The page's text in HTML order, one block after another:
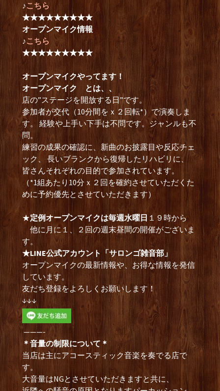
♪こちら
★★★★★★★★★
オープンマイク情報
♪こちら
★★★★★★★★★
オープンマイクやってます！
オープンマイク とは、、
店の”ステージを開放する日”です。
参加者が交代（10分間をｘ２回転*）で演奏しま
す。 経験や上手い下手は不問です。ジャンルも不
問。
練習の成果の確認に、新曲のお披露目や反応チェ
ック、 長いブランクから復帰したリハビリに、
皆さんそれぞれの目的で参加されています。
（*1組あたり10分ｘ２回を確約させていただくた
めに予約優先とさせていただきます）
★定例オープンマイクは毎週水曜日 １９時から
他に月に１、２回の週末昼間の開催がございま
す。
★LINE公式アカウント「サロンゴ雑音部」
オープンマイクの最新情報や、お得な情報を発信
しています。
友だち登録をよろしくお願いします！
↓↓↓
———-
＊音量の制限について＊
当店は主にアコースティック音楽を奏でる店で
す。
大音量はNGとさせていただきますと共に、